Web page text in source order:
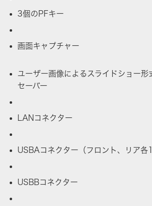
3個のPFキー
画面キャプチャー
ユーザー画像によるスライドショー形
セーバー
LANコネクター
USBAコネクター（フロント、リア各1
USBBコネクター